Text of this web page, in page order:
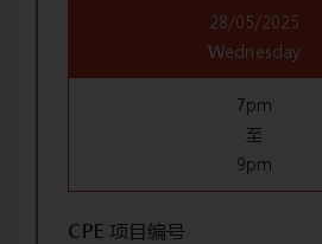
28/05/2025
Wednesday
7pm
至
9pm
CPE 项目编号